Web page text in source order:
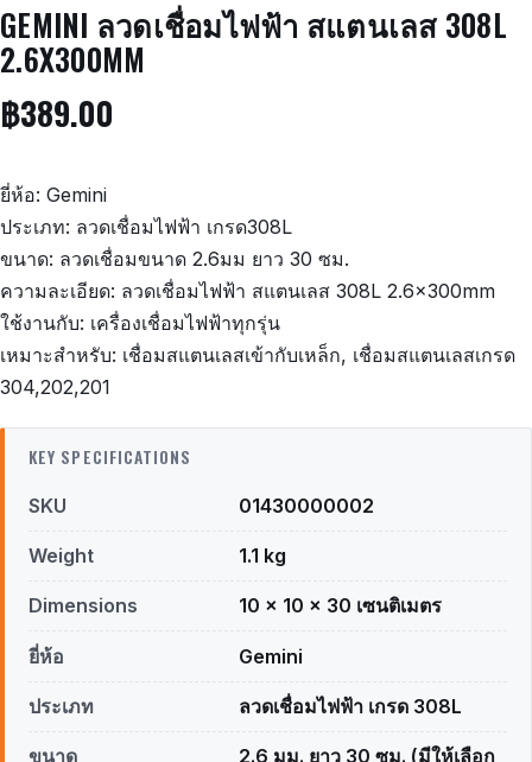
GEMINI ลวดเชื่อมไฟฟ้า สแตนเลส 308L
2.6X300MM
฿389.00
ยี่ห้อ: Gemini
ประเภท: ลวดเชื่อมไฟฟ้า เกรด308L
ขนาด: ลวดเชื่อมขนาด 2.6มม ยาว 30 ซม.
ความละเอียด: ลวดเชื่อมไฟฟ้า สแตนเลส 308L 2.6x300mm
ใช้งานกับ: เครื่องเชื่อมไฟฟ้าทุกรุ่น
เหมาะสำหรับ: เชื่อมสแตนเลสเข้ากับเหล็ก, เชื่อมสแตนเลสเกรด
304,202,201
KEY SPECIFICATIONS
SKU 01430000002
Weight 1.1 kg
Dimensions 10 × 10 × 30 เซนติเมตร
ยี่ห้อ Gemini
ประเภท ลวดเชื่อมไฟฟ้า เกรด 308L
ขนาด
2.6 มม. ยาว 30 ซม. (มีให้เลือก